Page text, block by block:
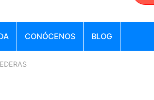
CONÓCENOS BLOG